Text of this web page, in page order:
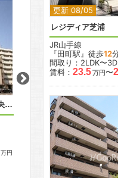
パークアクシス亀戸中央公園
万円
更新 08/05
2 2
パークアクシス亀戸
JR中央・総武線
『亀戸駅』徒歩6分
間取り：1LDK
15.5万円〜 17.8万円
更新 08/05
レジディア芝浦
JR山手線
『田町駅』徒歩12
間取り：2LDK〜
賃料： 23.5万円〜
2